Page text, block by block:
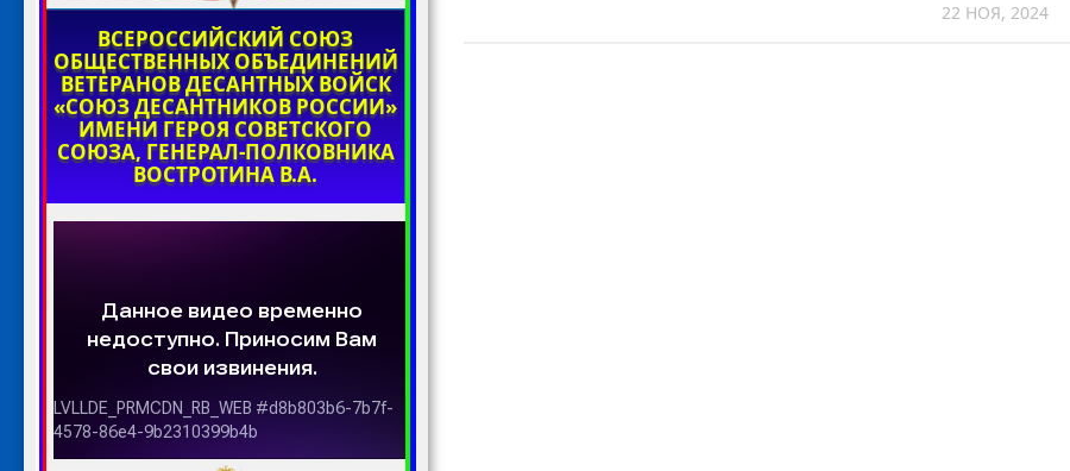
22 НОЯ, 2024
ВСЕРОССИЙСКИЙ СОЮЗ
ОБЩЕСТВЕННЫХ ОБЪЕДИНЕНИЙ
ВЕТЕРАНОВ ДЕСАНТНЫХ ВОЙСК
«СОЮЗ ДЕСАНТНИКОВ РОССИИ»
ИМЕНИ ГЕРОЯ СОВЕТСКОГО
СОЮЗА, ГЕНЕРАЛ-ПОЛКОВНИКА
ВОСТРОТИНА В.А.